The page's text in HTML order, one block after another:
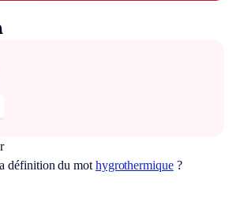
définition du mot hygrothermique?